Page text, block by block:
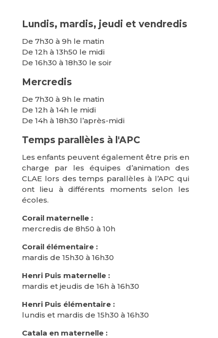
Lundis, mardis, jeudi et vendredis
De 7h30 à 9h le matin
De 12h à 13h50 le midi
De 16h30 à 18h30 le soir
Mercredis
De 7h30 à 9h le matin
De 12h à 14h le midi
De 14h à 18h30 l’après-midi
Temps parallèles à l'APC
Les enfants peuvent également être pris en
charge par les équipes d’animation des
CLAE lors des temps parallèles à l’APC qui
ont lieu à différents moments selon les
écoles.
Corail maternelle :
mercredis de 8h50 à 10h
Corail élémentaire :
mardis de 15h30 à 16h30
Henri Puis maternelle :
mardis et jeudis de 16h à 16h30
Henri Puis élémentaire :
lundis et mardis de 15h30 à 16h30
Catala en maternelle :